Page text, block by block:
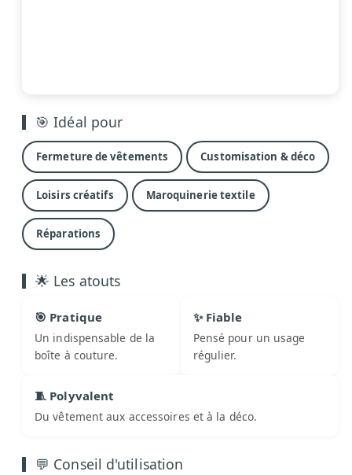
🎯 Idéal pour
Fermeture de vêtements Customisation & déco
Loisirs créatifs Maroquinerie textile
Réparations
🌟 Les atouts
🎯 Pratique
Un indispensable de la
boîte à couture.
✨ Fiable
Pensé pour un usage
régulier.
🧵 Polyvalent
Du vêtement aux accessoires et à la déco.
💬 Conseil d'utilisation